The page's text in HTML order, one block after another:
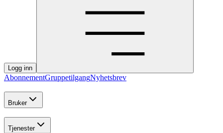
Logg inn
AbonnementGruppetilgangNyhetsbrev
Bruker
Tjenester